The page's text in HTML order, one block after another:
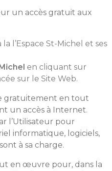
un accès gratuit aux
l’Espace St-Michel et ses
en cliquant sur
sur le Site Web.
gratuitement en tout
un accès à Internet.
l’Utilisateur pour
informatique, logiciels,
à sa charge.
en œuvre pour, dans la